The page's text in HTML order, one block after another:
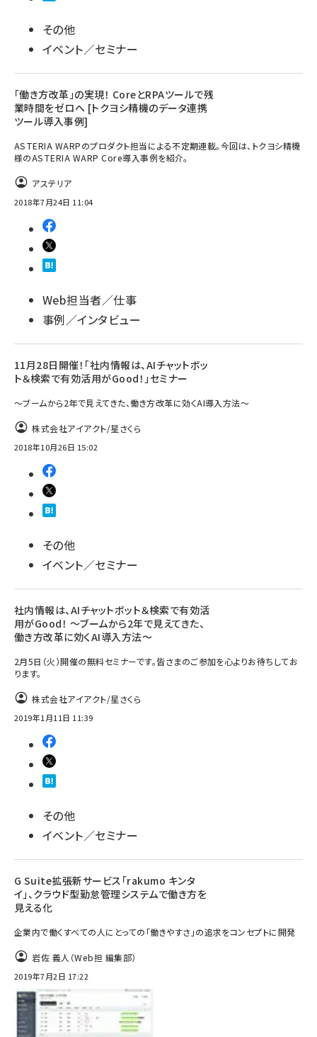
その他
イベント／セミナー
「働き方改革」の実現！ CoreとRPAツールで残
業時間をゼロへ [トクヨシ精機のデータ連携
ツール導入事例]
ASTERIA WARPのプロダクト担当による不定期連載。今回は、トクヨシ精機
様のASTERIA WARP Core導入事例を紹介。
アステリア
2018年7月24日 11:04
Web担当者／仕事
事例／インタビュー
11月28日開催！「社内情報は、AIチャットボッ
ト＆検索で有効活用がGood！」セミナー
～ブームから2年で見えてきた、働き方改革に効くAI導入方法～
株式会社アイアクト/星さくら
2018年10月26日 15:02
その他
イベント／セミナー
社内情報は、AIチャットボット＆検索で有効活
用がGood！ ～ブームから2年で見えてきた、
働き方改革に効くAI導入方法～
2月5日（火）開催の無料セミナーです。皆さまのご参加を心よりお待ちしてお
ります。
株式会社アイアクト/星さくら
2019年1月11日 11:39
その他
イベント／セミナー
G Suite拡張新サービス「rakumo キンタ
イ」、クラウド型勤怠管理システムで働き方を
見える化
企業内で働くすべての人にとっての「働きやすさ」の追求をコンセプトに開発
岩佐 義人（Web担 編集部）
2019年7月2日 17:22